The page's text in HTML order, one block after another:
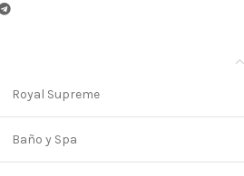
Royal Supreme
Baño y Spa